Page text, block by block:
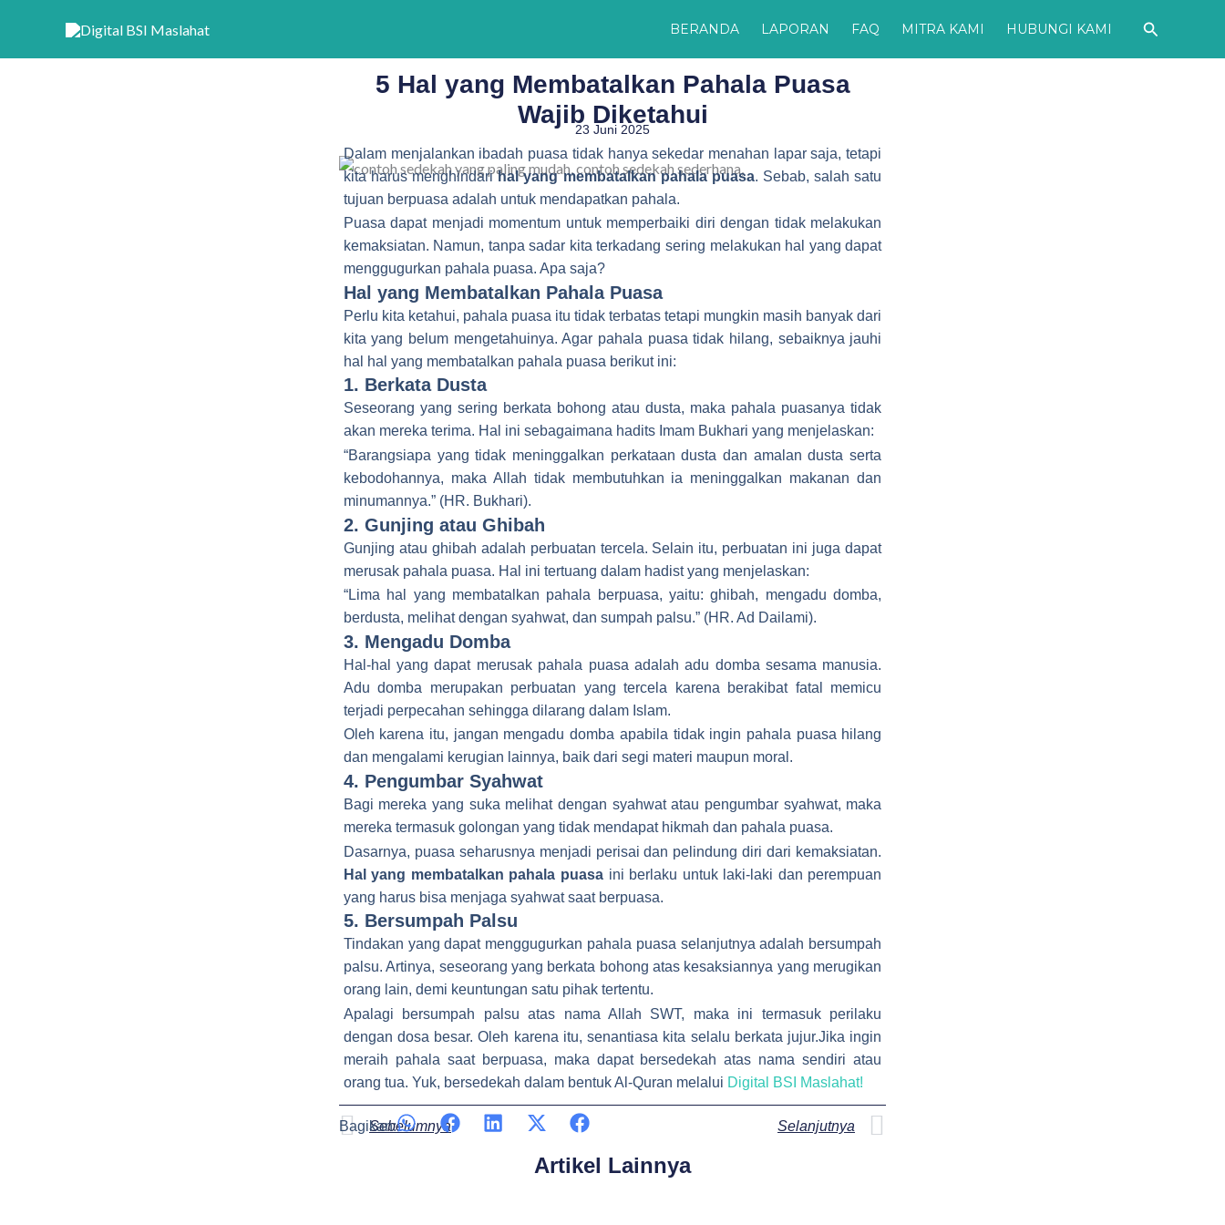
konten
BERANDA LAPORAN FAQ MITRA KAMI HUBUNGI KAMI Cari
5 Hal yang Membatalkan Pahala Puasa
Wajib Diketahui
23 Juni 2025
Dalam menjalankan ibadah puasa tidak hanya sekedar menahan lapar saja, tetapi
kita harus menghindarihal yang membatalkan pahala puasa. Sebab, salah satu
tujuan berpuasa adalah untuk mendapatkan pahala.
Puasa dapat menjadi momentum untuk memperbaiki diri dengan tidak melakukan
kemaksiatan. Namun, tanpa sadar kita terkadang sering melakukan hal yang dapat
menggugurkan pahala puasa. Apa saja?
Hal yang Membatalkan Pahala Puasa
Perlu kita ketahui, pahala puasa itu tidak terbatas tetapi mungkin masih banyak dari
kita yang belum mengetahuinya. Agar pahala puasa tidak hilang, sebaiknya jauhi
hal hal yang membatalkan pahala puasa berikut ini:
1. Berkata Dusta
Seseorang yang sering berkata bohong atau dusta, maka pahala puasanya tidak
akan mereka terima. Hal ini sebagaimana hadits Imam Bukhari yang menjelaskan:
“Barangsiapa yang tidak meninggalkan perkataan dusta dan amalan dusta serta
kebodohannya, maka Allah tidak membutuhkan ia meninggalkan makanan dan
minumannya.” (HR. Bukhari).
2. Gunjing atau Ghibah
Gunjing atau ghibah adalah perbuatan tercela. Selain itu, perbuatan ini juga dapat
merusak pahala puasa. Hal ini tertuang dalam hadist yang menjelaskan:
“Lima hal yang membatalkan pahala berpuasa, yaitu: ghibah, mengadu domba,
berdusta, melihat dengan syahwat, dan sumpah palsu.” (HR. Ad Dailami).
3. Mengadu Domba
Hal-hal yang dapat merusak pahala puasa adalah adu domba sesama manusia.
Adu domba merupakan perbuatan yang tercela karena berakibat fatal memicu
terjadi perpecahan sehingga dilarang dalam Islam.
Oleh karena itu, jangan mengadu domba apabila tidak ingin pahala puasa hilang
dan mengalami kerugian lainnya, baik dari segi materi maupun moral.
4. Pengumbar Syahwat
Bagi mereka yang suka melihat dengan syahwat atau pengumbar syahwat, maka
mereka termasuk golongan yang tidak mendapat hikmah dan pahala puasa.
Dasarnya, puasa seharusnya menjadi perisai dan pelindung diri dari kemaksiatan.
Hal yang membatalkan pahala puasaini berlaku untuk laki-laki dan perempuan
yang harus bisa menjaga syahwat saat berpuasa.
5. Bersumpah Palsu
Tindakan yang dapat menggugurkan pahala puasa selanjutnya adalah bersumpah
palsu. Artinya, seseorang yang berkata bohong atas kesaksiannya yang merugikan
orang lain, demi keuntungan satu pihak tertentu.
Apalagi bersumpah palsu atas nama Allah SWT, maka ini termasuk perilaku
dengan dosa besar. Oleh karena itu, senantiasa kita selalu berkata jujur.Jika ingin
meraih pahala saat berpuasa, maka dapat bersedekah atas nama sendiri atau
orang tua. Yuk, bersedekah dalam bentuk Al-Quran melalui Digital BSI Maslahat!
Prev
Sebelumnya Selanjutnya Next
Bagikan:
Artikel Lainnya